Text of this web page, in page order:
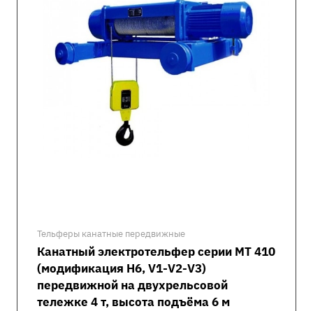
Тельферы канатные передвижные
Канатный электротельфер серии MT 410
(модификация H6, V1-V2-V3)
передвижной на двухрельсовой
тележке 4 т, высота подъёма 6 м